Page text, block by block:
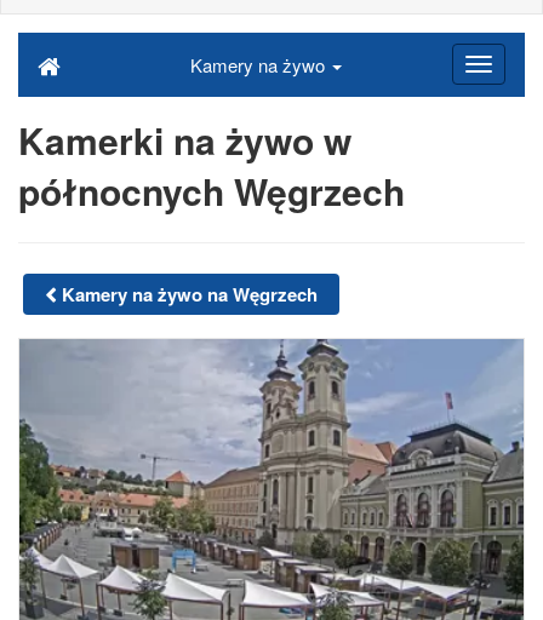
Kamery na żywo
Kamerki na żywo w
północnych Węgrzech
Kamery na żywo na Węgrzech